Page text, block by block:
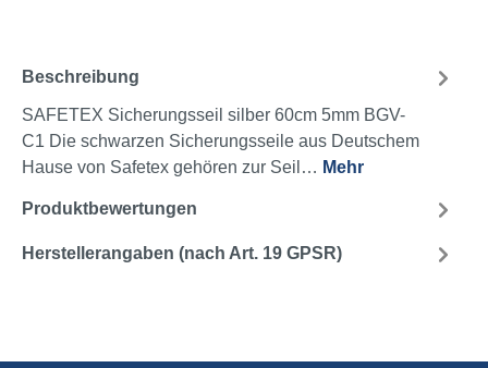
Beschreibung
SAFETEX Sicherungsseil silber 60cm 5mm BGV-
C1 Die schwarzen Sicherungsseile aus Deutschem
Hause von Safetex gehören zur Seil… Mehr
Produktbewertungen
Herstellerangaben (nach Art. 19 GPSR)